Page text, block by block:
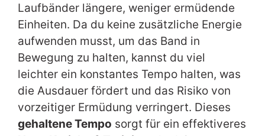
Laufbänder längere, weniger ermüdende
Einheiten. Da du keine zusätzliche Energie
aufwenden musst, um das Band in
Bewegung zu halten, kannst du viel
leichter ein konstantes Tempo halten, was
die Ausdauer fördert und das Risiko von
vorzeitiger Ermüdung verringert. Dieses
gehaltene Tempo sorgt für ein effektiveres